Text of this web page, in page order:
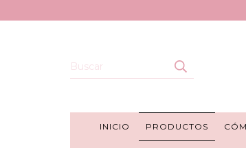
INICIO PRODUCTOS